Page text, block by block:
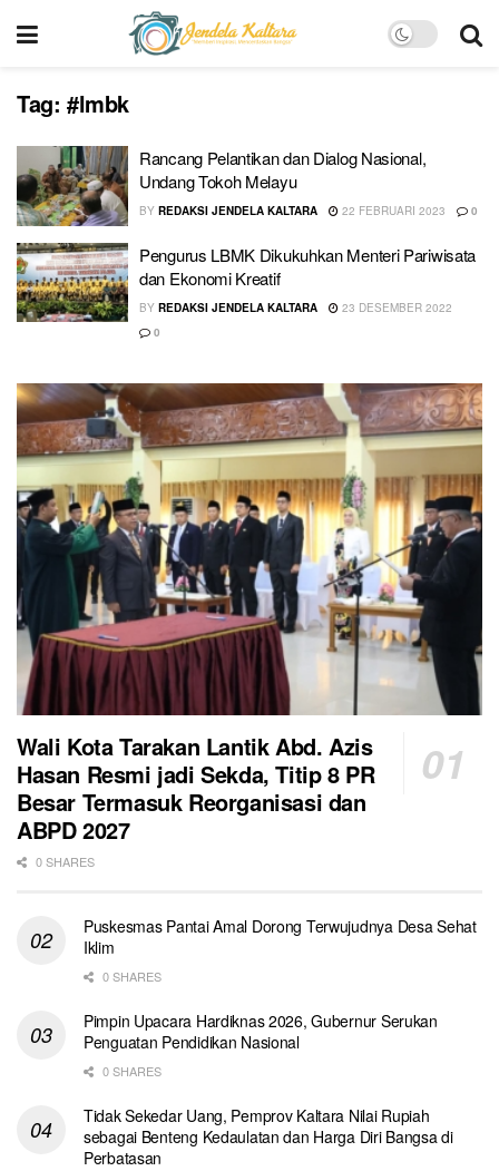
Tag: #lmbk
Rancang Pelantikan dan Dialog Nasional,
Undang Tokoh Melayu
BY REDAKSI JENDELA KALTARA 22 FEBRUARI 2023 0
Pengurus LBMK Dikukuhkan Menteri Pariwisata
dan Ekonomi Kreatif
BY REDAKSI JENDELA KALTARA
23 DESEMBER 2022
0
Wali Kota Tarakan Lantik Abd. Azis
Hasan Resmi jadi Sekda, Titip 8 PR
Besar Termasuk Reorganisasi dan
ABPD 2027
0 SHARES
Puskesmas Pantai Amal Dorong Terwujudnya Desa Sehat
Iklim
0 SHARES
Pimpin Upacara Hardiknas 2026, Gubernur Serukan
Penguatan Pendidikan Nasional
0 SHARES
Tidak Sekedar Uang, Pemprov Kaltara Nilai Rupiah
sebagai Benteng Kedaulatan dan Harga Diri Bangsa di
Perbatasan